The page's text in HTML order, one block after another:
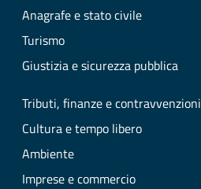
Anagrafe e stato civile
Turismo
Giustizia e sicurezza pubblica
Tributi, finanze e contravvenzioni
Cultura e tempo libero
Ambiente
Imprese e commercio